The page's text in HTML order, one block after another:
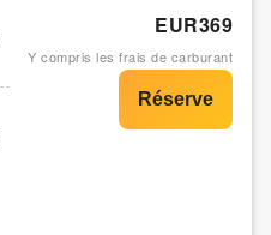
EUR369
Y compris les frais de carburant